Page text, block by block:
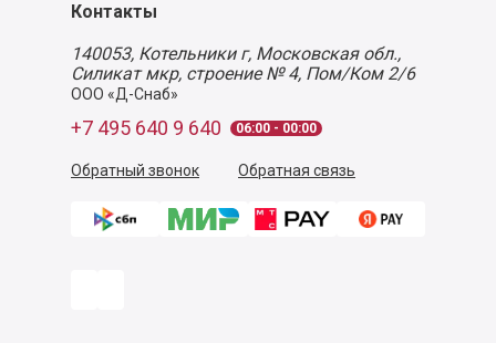
Контакты
140053, Котельники г, Московская обл.,
Силикат мкр, строение № 4, Пом/Ком 2/6
ООО «Д-Снаб»
+7 495 640 9 640 06:00 - 00:00
Обратный звонок Обратная связь